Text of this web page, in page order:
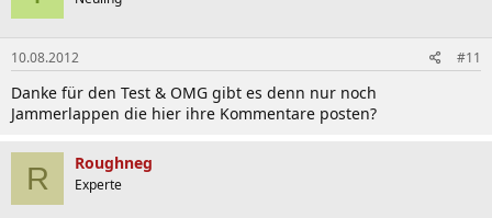
10.08.2012 #11
Danke für den Test & OMG gibt es denn nur noch
Jammerlappen die hier ihre Kommentare posten?
R Roughneg
Experte